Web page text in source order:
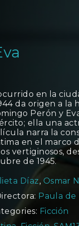
en la
da origen a la
Perón y
ella una
narra la
en el marco
vertiginosos,
de 1945.
Díaz, Osmar
Paula
Ficción